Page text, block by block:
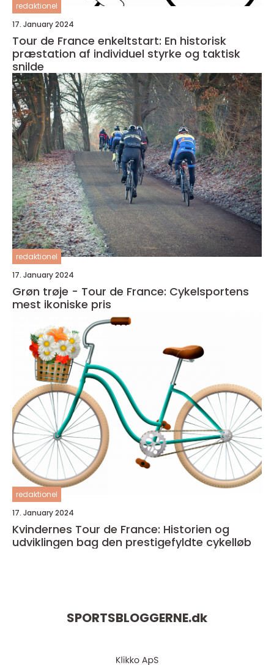
redaktionel
17. January 2024
Tour de France enkeltstart: En historisk
præstation af individuel styrke og taktisk
snilde
redaktionel
17. January 2024
Grøn trøje - Tour de France: Cykelsportens
mest ikoniske pris
redaktionel
17. January 2024
Kvindernes Tour de France: Historien og
udviklingen bag den prestigefyldte cykelløb
SPORTSBLOGGERNE.dk